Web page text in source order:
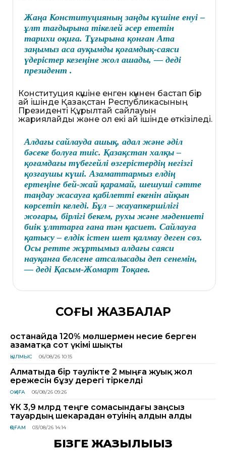
Жаңа Конституцияның заңды күшіне енуі –
ұлт тағдырына тікелей әсер ететін
тарихи оқиға. Тұғырына қонған Ата
заңымыз аса ауқымды қоғамдық-саяси
үдерістер кезеңіне жол ашады, — деді
президент .
Конституция күшіне енген күннен бастап бір
ай ішінде Қазақстан Республикасының
Президенті Құрылтай сайлауын
жариялайды және ол екі ай ішінде өткізіледі.
Алдағы сайлауда ашық, адал және әділ
бәсеке болуға тиіс. Қазақстан халқы –
қоғамдағы түбегейлі өзгерістердің негізгі
қозғаушы күші. Азаматтармыз елдің
ертеңіне бей-жай қарамай, шешуші сәтте
таңдау жасауға қабілетті екенін айқын
көрсетіп келеді. Бұл – жауапкершілігі
жоғары, бірлігі бекем, рухы және мәдениеті
биік ұлттарға ғана тән қасиет. Сайлауға
қатысу – елдік істен шет қалмау деген сөз.
Осы ретте жұртымыз алдағы саяси
науқанға белсене атсалысады деп сенемін,
— деді Қасым-Жомарт Тоқаев.
СОҢҒЫ ЖАЗБАЛАР
Қостанайда 120% мөлшермен несие берген
азаматқа сот үкімі шықты
ҚЫЛМЫС 06/08/26 10:15
Алматыда бір тәулікте 2 мыңға жуық жол
ережесін бұзу дерегі тіркелді
ОҚИҒА 06/08/26 09:26
ҰҚК 3,9 млрд теңге сомасындағы заңсыз
тауардың шекарадан өтуінің алдын алды
ҚОҒАМ 03/08/26 14:14
БІЗГЕ ЖАЗЫЛЫҢЫЗ